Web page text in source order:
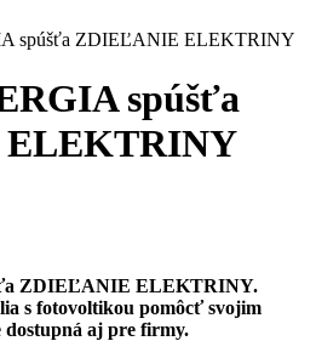
spúšťa ZDIEĽANIE ELEKTRINY
spúšťa
ZDIEĽANIE ELEKTRINY.
s fotovoltikou pomôcť svojim
dostupná aj pre firmy.